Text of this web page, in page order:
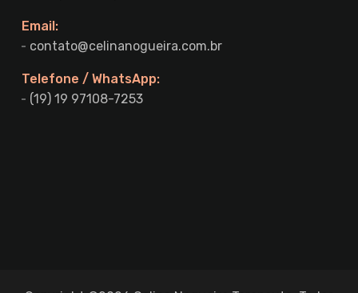
Email:
contato@celinanogueira.com.br
Telefone / WhatsApp:
(19) 19 97108-7253